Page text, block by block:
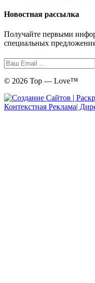
Новостная рассылка
Получайте первыми
специальных
© 2026 Top — Love™